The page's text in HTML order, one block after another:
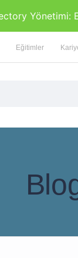
Yönetimi:
Eğitimler